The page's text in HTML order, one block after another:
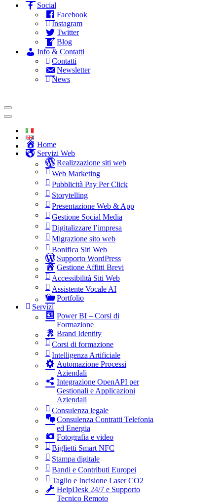
Social
Facebook
Instagram
Twitter
Blog
Info & Contatti
Contatti
Newsletter
News
Home
Servizi Web
Realizzazione siti web
Web Marketing
Pubblicità Pay Per Click
Storytelling
Presentazione Web & App
Gestione Social Media
Digitalizzare l’impresa
Migrazione sito web
Bonifica Siti Web
Supporto WordPress
Gestione Affitti Brevi
Accessibilità Siti Web
Assistente Vocale AI
Portfolio
Servizi
Power BI – Corsi di
Formazione
Brand Identity
Corsi di formazione
Intelligenza Artificiale
Automazione Processi
Aziendali
Integrazione OpenAPI per
Gestionali e Applicazioni
Aziendali
Consulenza legale
Consulenza Contratti Telefonia
ed Energia
Fotografia e video
Biglietti Smart NFC
Stampa digitale
Bandi e Contributi Europei
Taglio e Incisione Laser CO2
HelpDesk 24/7 e Supporto
Tecnico Remoto